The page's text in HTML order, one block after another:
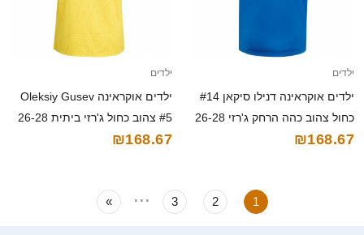
ילדים
ילדים אוקראינה דנילו סיקאן #14
כחול צהוב כהה הרחק ג'רזי 26-28
חולצה קצרה
₪168.67
ילדים
ילדים אוקראינה Oleksiy Gusev
#5 צהוב כחול ג'רזי ביתית 26-28
חולצה קצרה
₪168.67
1
2
3
...
»